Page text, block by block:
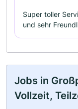
Super toller
und sehr
Jobs in
Vollzeit,